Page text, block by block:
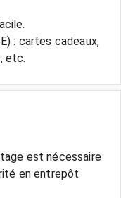
: cartes cadeaux,
est nécessaire
en entrepôt